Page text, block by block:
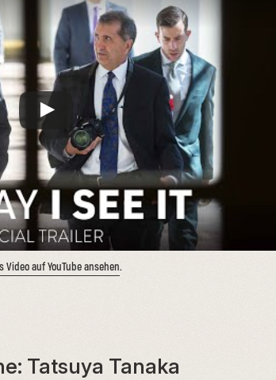
Video auf YouTube ansehen.
Tatsuya Tanaka